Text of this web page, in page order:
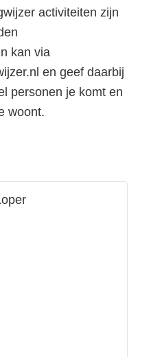
activiteiten zijn
kan via
en geef daarbij
personen je komt en
woont.